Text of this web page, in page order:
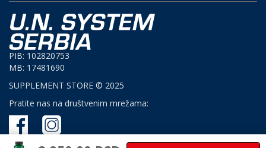
PIB: 102820753
MB: 17481690
SUPPLEMENT STORE © 2025
Pratite nas na društvenim mrežama: